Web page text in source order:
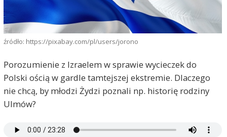
źródło: https://pixabay.com/pl/users/jorono
Porozumienie z Izraelem w sprawie wycieczek do
Polski ością w gardle tamtejszej ekstremie. Dlaczego
nie chcą, by młodzi Żydzi poznali np. historię rodziny
Ulmów?